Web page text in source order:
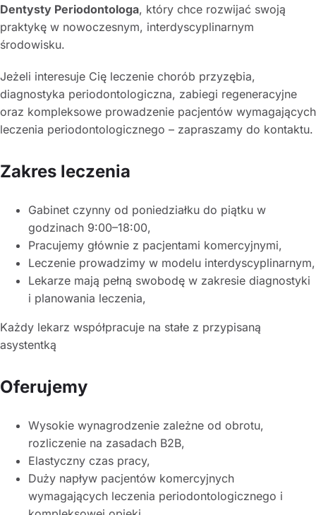
Dentysty Periodontologa, który chce rozwijać swoją
praktykę w nowoczesnym, interdyscyplinarnym
środowisku.
Jeżeli interesuje Cię leczenie chorób przyzębia,
diagnostyka periodontologiczna, zabiegi regeneracyjne
oraz kompleksowe prowadzenie pacjentów wymagających
leczenia periodontologicznego – zapraszamy do kontaktu.
Zakres leczenia
Gabinet czynny od poniedziałku do piątku w
godzinach 9:00–18:00,
Pracujemy głównie z pacjentami komercyjnymi,
Leczenie prowadzimy w modelu interdyscyplinarnym,
Lekarze mają pełną swobodę w zakresie diagnostyki
i planowania leczenia,
Każdy lekarz współpracuje na stałe z przypisaną
asystentką
Oferujemy
Wysokie wynagrodzenie zależne od obrotu,
rozliczenie na zasadach B2B,
Elastyczny czas pracy,
Duży napływ pacjentów komercyjnych
wymagających leczenia periodontologicznego i